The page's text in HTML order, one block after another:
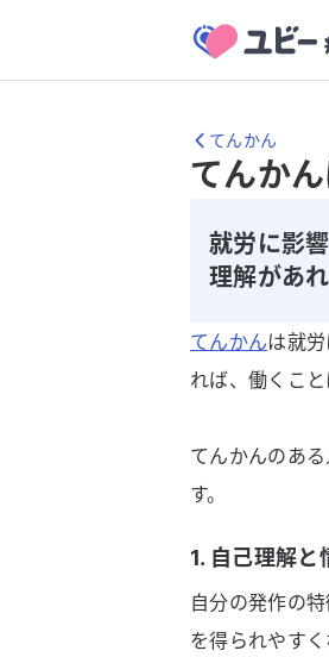
てんかん
てんか
就労に影
理解があ
てんかんは就
れば、働くこと
てんかんのあ
す。
1. 自己理解と
自分の発作の
を得られやすく